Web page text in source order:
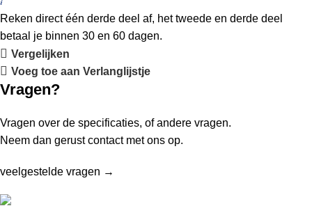
Reken direct één derde deel af, het tweede en derde deel
betaal je binnen 30 en 60 dagen.
Vergelijken
Voeg toe aan Verlanglijstje
Vragen?
Vragen over de specificaties, of andere vragen.
Neem dan gerust contact met ons op.
veelgestelde vragen →